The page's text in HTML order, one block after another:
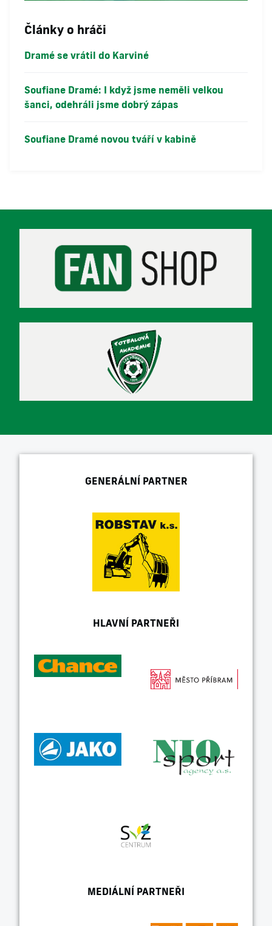
Články o hráči
Dramé se vrátil do Karviné
Soufiane Dramé: I když jsme neměli velkou
šanci, odehráli jsme dobrý zápas
Soufiane Dramé novou tváří v kabině
GENERÁLNÍ PARTNER
HLAVNÍ PARTNEŘI
MEDIÁLNÍ PARTNEŘI